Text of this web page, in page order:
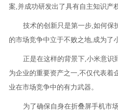
案,并成功研发出了具有自主知识产
技术的创新只是第一步,如何保
的市场竞争中立于不败之地,成为了
正是在这样的背景下,小米意识
为企业的重要资产之一,不仅代表着
业在市场竞争中的有力武器。
为了确保自身在折叠屏手机市